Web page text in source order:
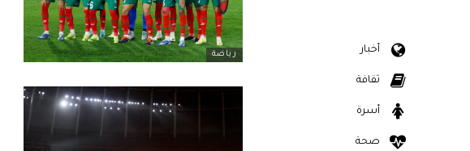
رياضة أخبار
ثقافة
أسرة
صحة